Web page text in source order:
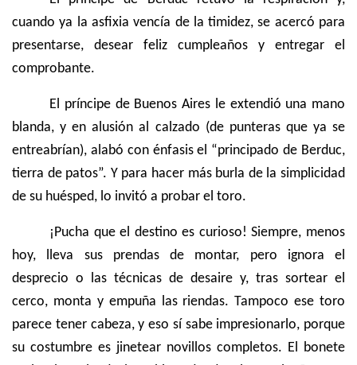
cuando ya la asfixia vencía de la timidez, se acercó para
presentarse, desear feliz cumpleaños y entregar el
comprobante.
El príncipe de Buenos Aires le extendió una mano
blanda, y en alusión al calzado (de punteras que ya se
entreabrían), alabó con énfasis el “principado de Berduc,
tierra de patos”. Y para hacer más burla de la simplicidad
de su huésped, lo invitó a probar el toro.
¡Pucha que el destino es curioso! Siempre, menos
hoy, lleva sus prendas de montar, pero ignora el
desprecio o las técnicas de desaire y, tras sortear el
cerco, monta y empuña las riendas. Tampoco ese toro
parece tener cabeza, y eso sí sabe impresionarlo, porque
su costumbre es jinetear novillos completos. El bonete